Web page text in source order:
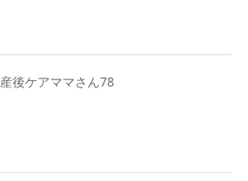
産後ケアママさん78